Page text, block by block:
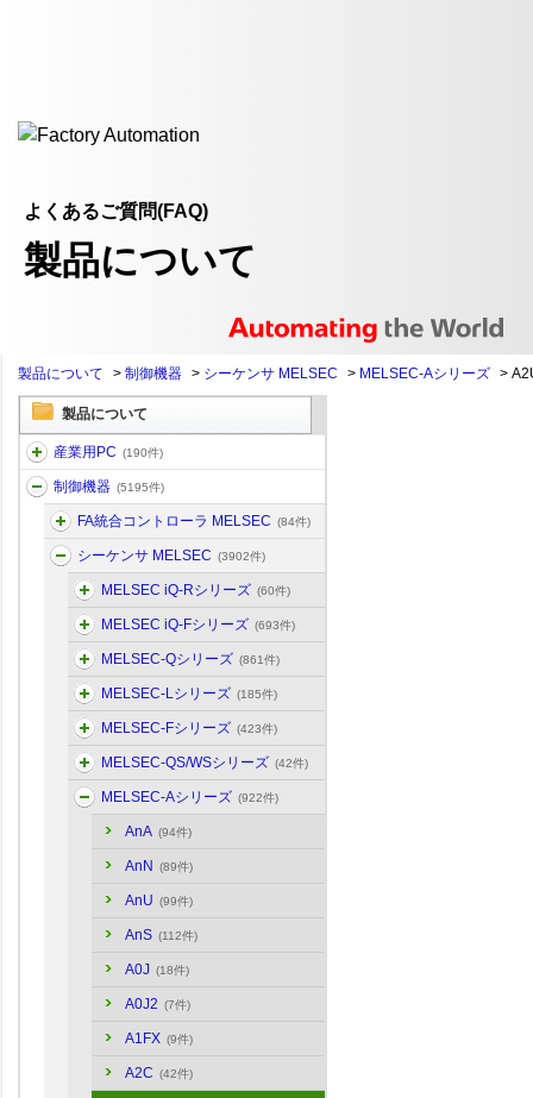
よくあるご質問(FAQ)
製品について
製品について > 制御機器 > シーケンサ MELSEC > MELSEC-Aシリーズ >
製品について
産業用PC (190件)
制御機器 (5195件)
FA統合コントローラ MELSEC (84件)
シーケンサ MELSEC (3902件)
MELSEC iQ-Rシリーズ (60件)
MELSEC iQ-Fシリーズ (693件)
MELSEC-Qシリーズ (861件)
MELSEC-Lシリーズ (185件)
MELSEC-Fシリーズ (423件)
MELSEC-QS/WSシリーズ (42件)
MELSEC-Aシリーズ (922件)
AnA (94件)
AnN (89件)
AnU (99件)
AnS (112件)
A0J (18件)
A0J2 (7件)
A1FX (9件)
A2C (42件)